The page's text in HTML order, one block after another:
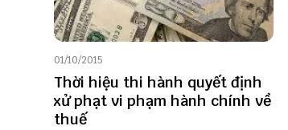
01/10/2015
Thời hiệu thi hành quyết định
xử phạt vi phạm hành chính về
thuế